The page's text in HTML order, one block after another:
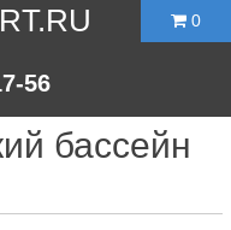
56
0
бассейн